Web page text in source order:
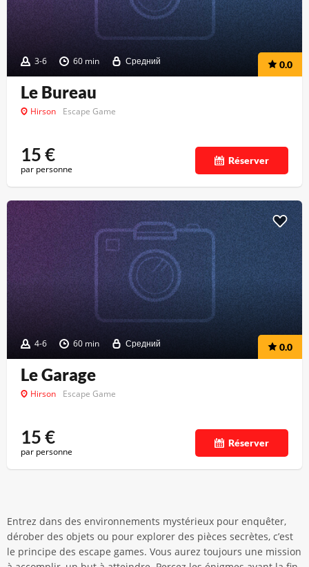
3-6 60 min Средний 0.0
Le Bureau
Hirson Escape Game
15€
par personne
Réserver
4-6 60 min Средний 0.0
Le Garage
Hirson Escape Game
15€
par personne
Réserver
Entrez dans des environnements mystérieux pour enquêter,
dérober des objets ou pour explorer des pièces secrètes, c’est
le principe des escape games. Vous aurez toujours une mission